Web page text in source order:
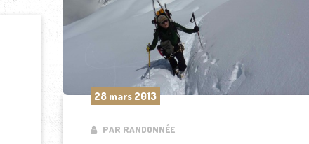
28 mars 2013
PAR RANDONNÉE